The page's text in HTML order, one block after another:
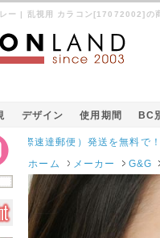
ー | 乱視用 カラコン[17072002]の
デザイン 使用期間 BC
達郵便）発送を無料で！
ホーム メーカー G&G